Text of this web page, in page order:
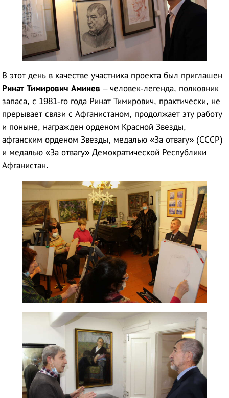
В этот день в качестве участника проекта был приглашен
Ринат Тимирович Аминев – человек-легенда, полковник
запаса, с 1981-го года Ринат Тимирович, практически, не
прерывает связи с Афганистаном, продолжает эту работу
и поныне, награжден орденом Красной Звезды,
афганским орденом Звезды, медалью «За отвагу» (СССР)
и медалью «За отвагу» Демократической Республики
Афганистан.